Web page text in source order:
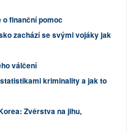
o finanční pomoc
zachází se svými vojáky jak
válčení
kriminality a jak to
Zvěrstva na jihu,